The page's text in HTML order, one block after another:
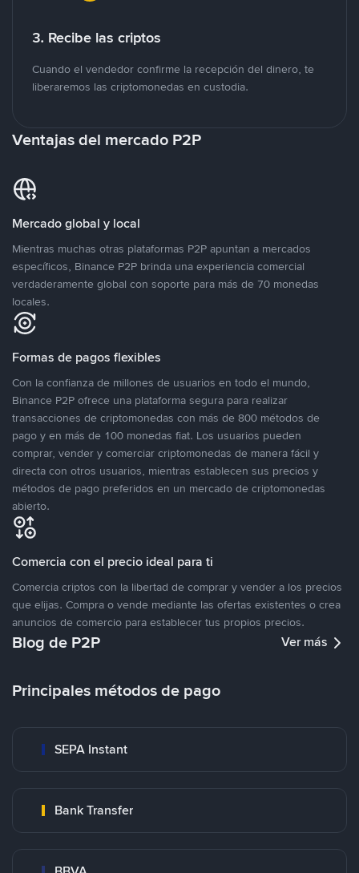
3. Recibe las criptos
Cuando el vendedor confirme la recepción del dinero, te
liberaremos las criptomonedas en custodia.
Ventajas del mercado P2P
Mercado global y local
Mientras muchas otras plataformas P2P apuntan a mercados
específicos, Binance P2P brinda una experiencia comercial
verdaderamente global con soporte para más de 70 monedas
locales.
Formas de pagos flexibles
Con la confianza de millones de usuarios en todo el mundo,
Binance P2P ofrece una plataforma segura para realizar
transacciones de criptomonedas con más de 800 métodos de
pago y en más de 100 monedas fiat. Los usuarios pueden
comprar, vender y comerciar criptomonedas de manera fácil y
directa con otros usuarios, mientras establecen sus precios y
métodos de pago preferidos en un mercado de criptomonedas
abierto.
Comercia con el precio ideal para ti
Comercia criptos con la libertad de comprar y vender a los precios
que elijas. Compra o vende mediante las ofertas existentes o crea
anuncios de comercio para establecer tus propios precios.
Blog de P2P Ver más
Principales métodos de pago
SEPA Instant
Bank Transfer